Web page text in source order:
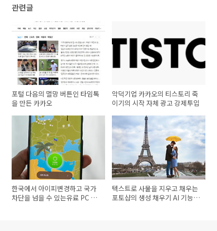
관련글
포털 다음의 멸망 버튼인 타임톡
을 만든 카카오
악덕기업 카카오의 티스토리 죽
이기의 시작 자체 광고 강제투입
한국에서 아이피변경하고 국가
차단을 넘을 수 있는유료 PC 아
텍스트로 사물을 지우고 채우는
포토샵의 생성 채우기 AI 기능에